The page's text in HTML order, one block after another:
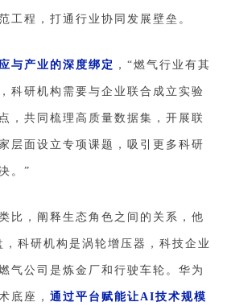
工程，打通行业协同发展壁垒。
与产业的深度绑定 ，“燃气行业有其
科研机构需要与企业联合成立实验
，共同梳理高质量数据集，开展联
层面设立专项课题，吸引更多科研
。”
比，阐释生态角色之间的关系，他
科研机构是涡轮增压器，科技企业
气公司是炼金厂和行驶车轮。华为
底座， 通过平台赋能让AI技术规模